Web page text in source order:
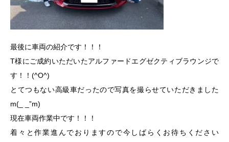
最後に車両の紹介です！！！
T様にご成約いただいたアルファードエグゼクティブラウンジで
す！！(^O^)
とてつもない高級車だったので写真を撮らせていただきました
m(_ _”m)
現在車両作業中です！！！
着々と作業進んでおりますので今しばらくお待ちください